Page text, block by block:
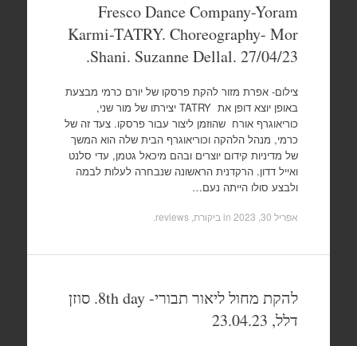
Fresco Dance Company-Yoram
Karmi-TATRY. Choreography- Mor
Shani. Suzanne Dellal. 27/04/23.
צילום- אפרת מזור להקת פרסקו של יורם כרמי מבצעת
באופן יוצא דופן את TATRY יצירתו של מור שני,
כוריאוגרף אורח שהוזמן ליצור עבור פרסקו. צעד זה של
כרמי, מנהל הלהקה וכוריאוגרף הבית שלה הוא המשך
של מדיניות קידום יוצרים ובהם מיכאל גטמן, עדי סלנט
ואייל דדון. הרקדנית הראשונה שנבחרה לעלות לבמה
ולבצע סולו הייתה נעם…
אפריל 30, 2023 in ביקורת, reviews
להקת מחול ליאור תבורי- 8th day. סוזן
דלל, 23.04.23